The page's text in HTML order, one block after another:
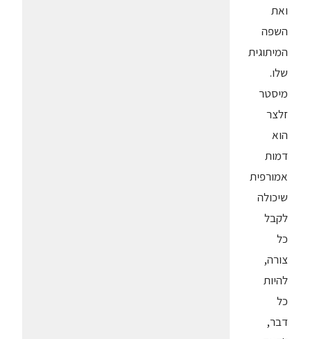
ואת
השפה
המיתוגית
שלו.
מיסטר
זלצר
הוא
דמות
אמורפית
שיכולה
לקבל
כל
צורה,
להיות
כל
דבר,